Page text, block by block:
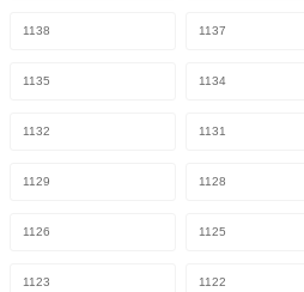
1138 1137
1135 1134
1132 1131
1129 1128
1126 1125
1123 1122